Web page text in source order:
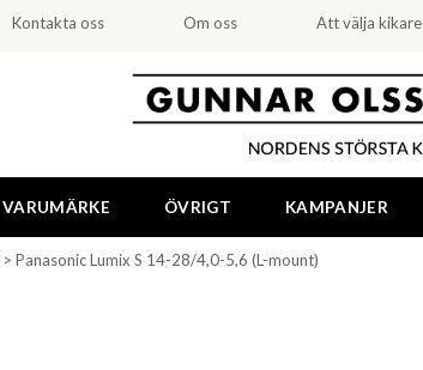
Kontakta oss Om oss Att välja kikare
VARUMÄRKE ÖVRIGT KAMPANJER
> Panasonic Lumix S 14-28/4,0-5,6 (L-mount)